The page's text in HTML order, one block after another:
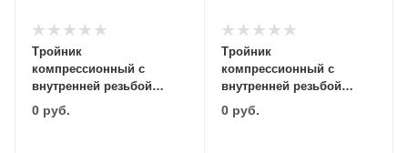
Тройник
компрессионный с
внутренней резьбой
20х3/4"х20 Comtek
0 руб.
Тройник
компрессионный с
внутренней резьбой
20х1/2"х20 Comtek
0руб.